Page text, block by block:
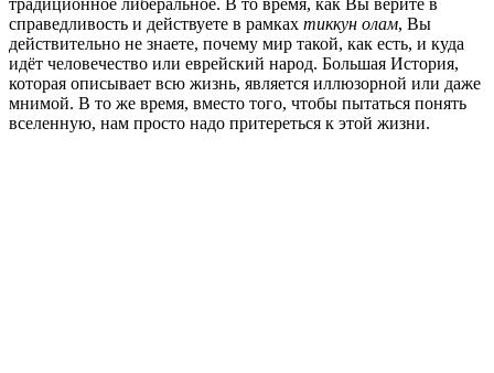
справедливость и действуете в рамках тиккун олам, Вы
действительно не знаете, почему мир такой, как есть, и куда
идёт человечество или еврейский народ. Большая История,
которая описывает всю жизнь, является иллюзорной или даже
мнимой. В то же время, вместо того, чтобы пытаться понять
вселенную, нам просто надо притереться к этой жизни.